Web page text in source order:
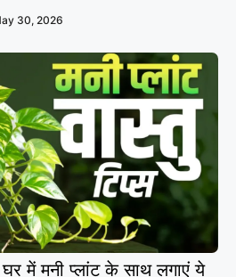
30, 2026
में मनी प्लांट के साथ लगाएं ये